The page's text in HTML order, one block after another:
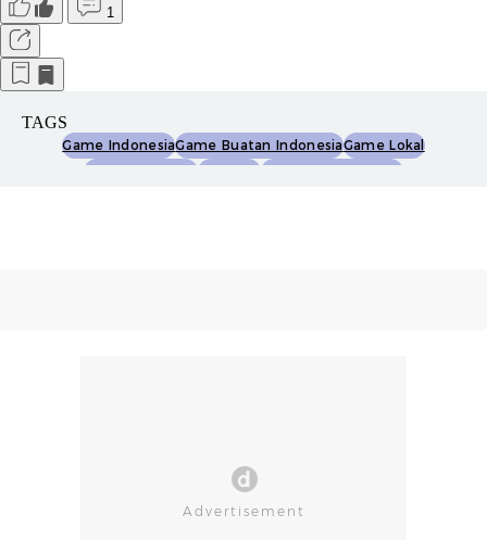
1
TAGS
Game IndonesiaGame Buatan IndonesiaGame Lokal